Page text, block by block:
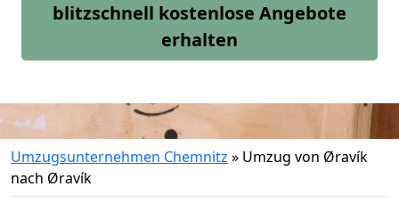
blitzschnell kostenlose Angebote
erhalten
Umzugsunternehmen Chemnitz » Umzug von Øravík
nach Øravík